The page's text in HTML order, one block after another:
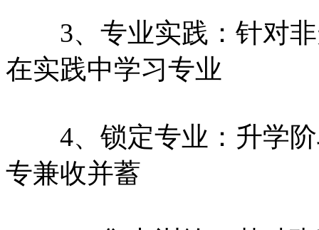
3、专业实践：针对非
在实践中学习专业
4、锁定专业：升学阶
专兼收并蓄